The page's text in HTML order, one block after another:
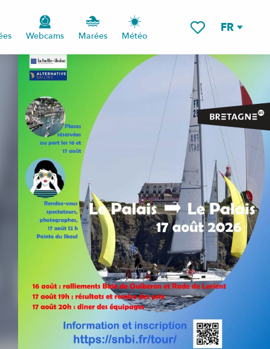
FR
Webcams Marées Météo